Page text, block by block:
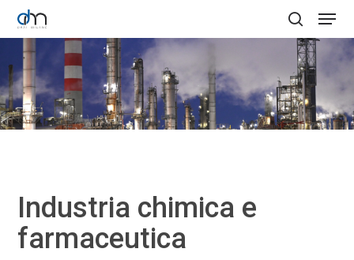
Skip
to
main
content
search
Menu
Industria chimica e
farmaceutica
Close
Menu